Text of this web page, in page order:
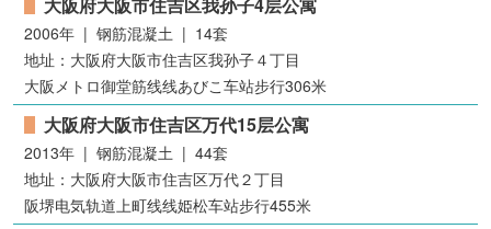
2006年 | 钢筋混凝土 | 14套
地址：大阪府大阪市住吉区我孙子４丁目
大阪メトロ御堂筋线线あびこ车站步行306米
大阪府大阪市住吉区万代15层公寓
2013年 | 钢筋混凝土 | 44套
地址：大阪府大阪市住吉区万代２丁目
阪堺电気轨道上町线线姫松车站步行455米